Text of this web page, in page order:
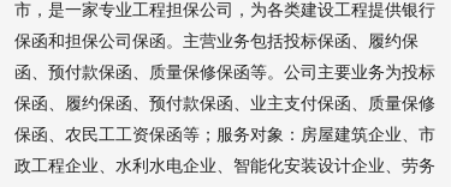
市，是一家专业工程担保公司，为各类建设工程提供银行
保函和担保公司保函。主营业务包括投标保函、履约保
函、预付款保函、质量保修保函等。公司主要业务为投标
保函、履约保函、预付款保函、业主支付保函、质量保修
保函、农民工工资保函等；服务对象：房屋建筑企业、市
政工程企业、水利水电企业、智能化安装设计企业、劳务